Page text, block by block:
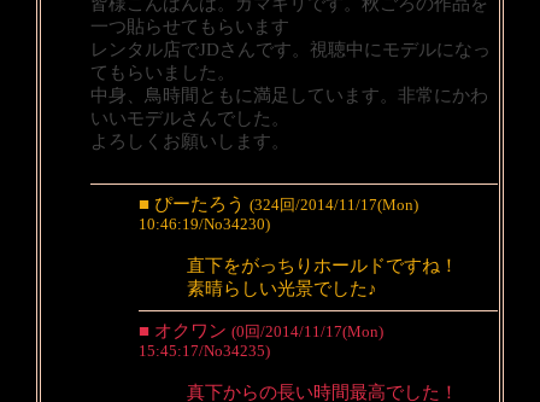
一つ貼らせてもらいます
レンタル店でJDさんです。視聴中にモデルになっ
てもらいました。
中身、鳥時間ともに満足しています。非常にかわ
いいモデルさんでした。
よろしくお願いします。
■ ぴーたろう (324回/2014/11/17(Mon)
10:46:19/No34230)
直下をがっちりホールドですね！
素晴らしい光景でした♪
■ オクワン (0回/2014/11/17(Mon)
15:45:17/No34235)
真下からの長い時間最高でした！